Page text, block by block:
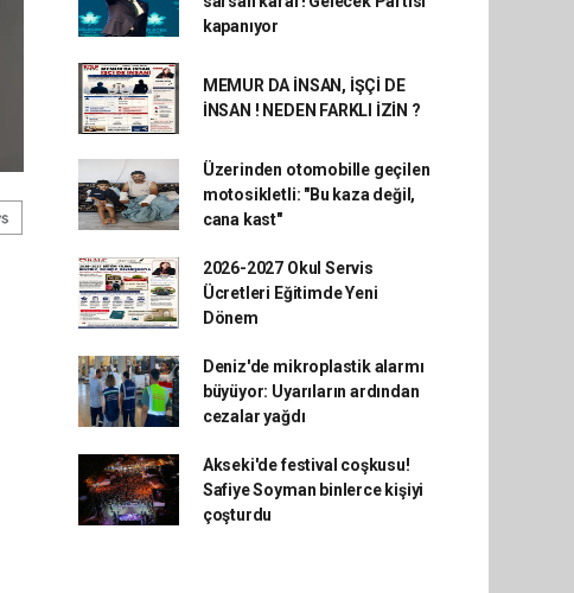
kapanıyor
MEMUR DA İNSAN, İŞÇİ DE
İNSAN ! NEDEN FARKLI İZİN ?
Üzerinden otomobille geçilen
motosikletli: "Bu kaza değil,
cana kast"
2026-2027 Okul Servis
Ücretleri Eğitimde Yeni
Dönem
Deniz'de mikroplastik alarmı
büyüyor: Uyarıların ardından
cezalar yağdı
Akseki'de festival coşkusu!
Safiye Soyman binlerce kişiyi
çoşturdu